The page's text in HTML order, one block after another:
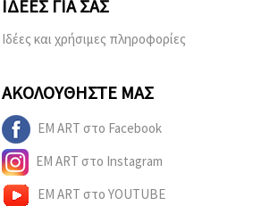
ΙΔΈΕΣ ΓΙΑ ΣΑΣ
Ιδέες και χρήσιμες πληροφορίες
ΑΚΟΛΟΥΘΉΣΤΕ ΜΑΣ
EM ART στο Facebook
EM ART στο Instagram
EM ART στο YOUTUBE